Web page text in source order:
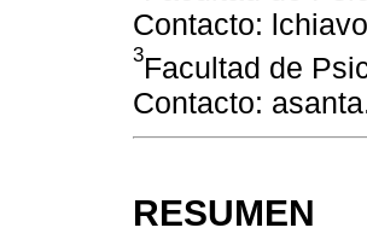
Contacto:
3Facultad de
Contacto:
RESUMEN